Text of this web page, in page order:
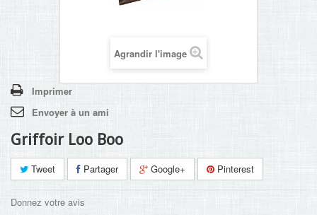
Agrandir l'image
Imprimer
Envoyer à un ami
Griffoir Loo Boo
Tweet Partager Google+ Pinterest
Donnez votre avis